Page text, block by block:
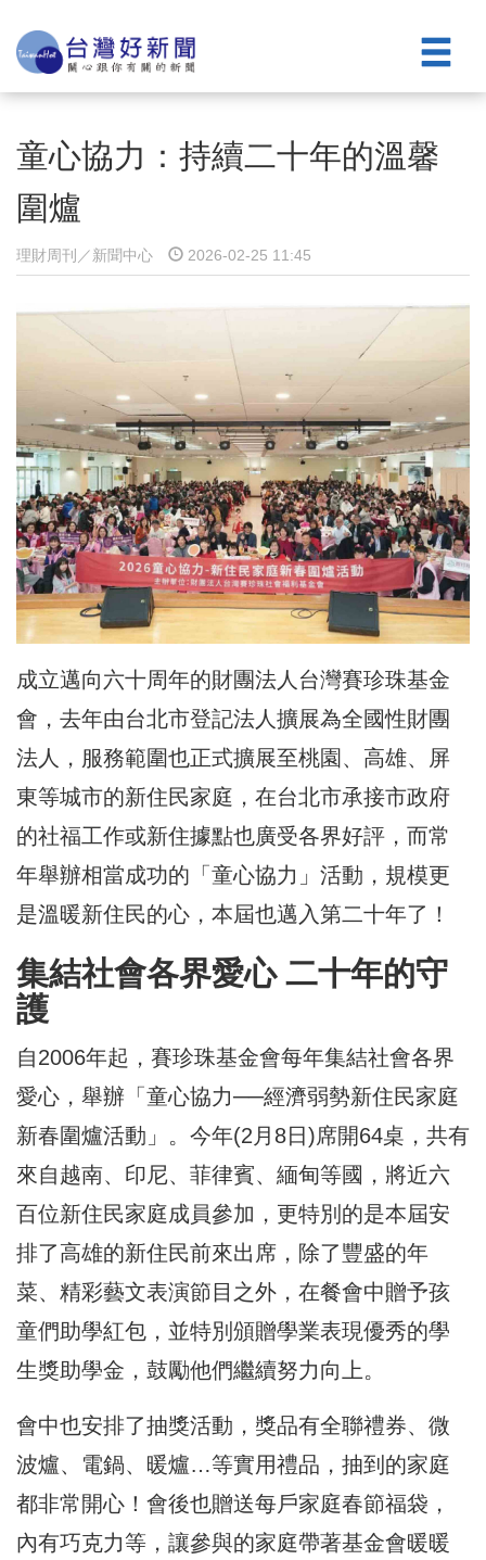
童心協力：持續二十年的溫馨
圍爐
理財周刊／新聞中心 2026-02-25 11:45
成立邁向六十周年的財團法人台灣賽珍珠基金
會，去年由台北市登記法人擴展為全國性財團
法人，服務範圍也正式擴展至桃園、高雄、屏
東等城市的新住民家庭，在台北市承接市政府
的社福工作或新住據點也廣受各界好評，而常
年舉辦相當成功的「童心協力」活動，規模更
是溫暖新住民的心，本屆也邁入第二十年了！
集結社會各界愛心 二十年的守
護
自2006年起，賽珍珠基金會每年集結社會各界
愛心，舉辦「童心協力──經濟弱勢新住民家庭
新春圍爐活動」。今年(2月8日)席開64桌，共有
來自越南、印尼、菲律賓、緬甸等國，將近六
百位新住民家庭成員參加，更特別的是本屆安
排了高雄的新住民前來出席，除了豐盛的年
菜、精彩藝文表演節目之外，在餐會中贈予孩
童們助學紅包，並特別頒贈學業表現優秀的學
生獎助學金，鼓勵他們繼續努力向上。
會中也安排了抽獎活動，獎品有全聯禮券、微
波爐、電鍋、暖爐…等實用禮品，抽到的家庭
都非常開心！會後也贈送每戶家庭春節福袋，
內有巧克力等，讓參與的家庭帶著基金會暖暖